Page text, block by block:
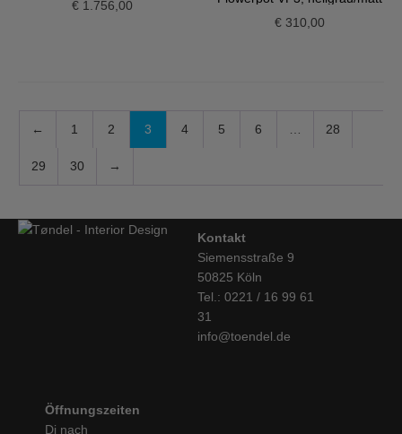
€1.756,00
€ 310,00
← 1 2 3 4 5 6 28
29 30 →
Kontakt
Siemensstraße 9
50825 Köln
Tel.: 0221 / 16 99 61
31
info@toendel.de
Öffnungszeiten
Di nach